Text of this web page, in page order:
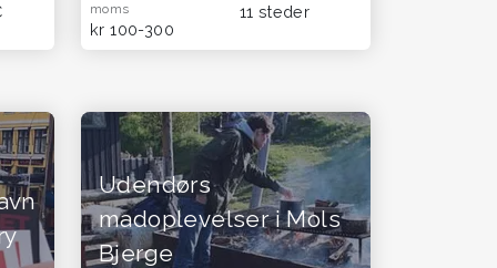
moms
kr 100-300
11 steder
Udendørs
madoplevelser i Mols
Bjerge